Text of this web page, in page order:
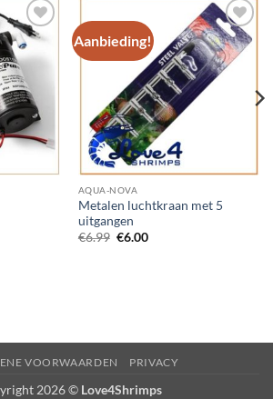
Add to
Wishlist
Aanbieding!
Add to
Wishlist
AQUA-NOVA
Metalen luchtkraan met 5
uitgangen
€6.99 Oorspronkelijke
€6.00Huidige
VOORWAARDEN PRIVACY
2026 © Love4Shrimps